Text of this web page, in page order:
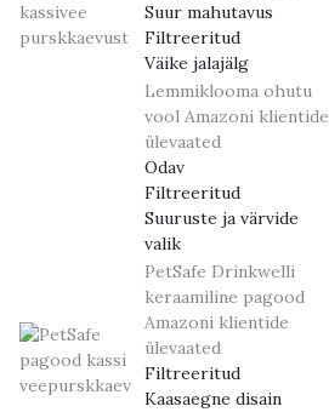
Suur mahutavus
Filtreeritud
Väike jalajälg
Lemmiklooma ohutu
vool Amazoni klientide
ülevaated
Odav
Filtreeritud
Suuruste ja värvide
valik
PetSafe Drinkwelli
keraamiline pagood
Amazoni klientide
ülevaated
Filtreeritud
Kaasaegne disain